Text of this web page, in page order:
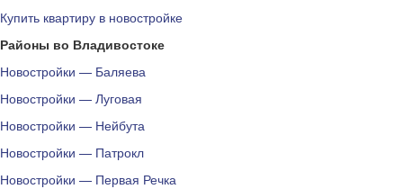
Купить квартиру в новостройке
Районы во Владивостоке
Новостройки — Баляева
Новостройки — Луговая
Новостройки — Нейбута
Новостройки — Патрокл
Новостройки — Первая Речка